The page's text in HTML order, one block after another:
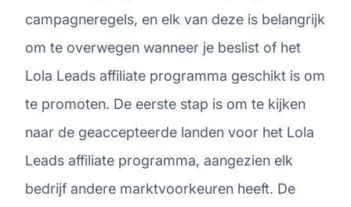
campagneregels, en elk van deze is belangrijk
om te overwegen wanneer je beslist of het
Lola Leads affiliate programma geschikt is om
te promoten. De eerste stap is om te kijken
naar de geaccepteerde landen voor het Lola
Leads affiliate programma, aangezien elk
bedrijf andere marktvoorkeuren heeft. De